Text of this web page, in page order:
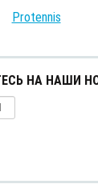
Protennis
НА НАШИ